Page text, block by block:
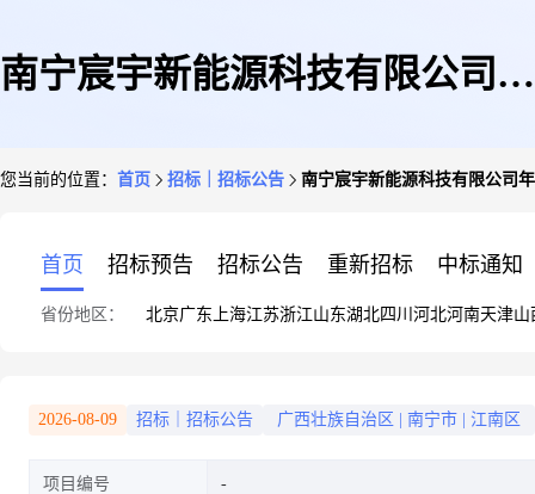
南宁宸宇新能源科技有限公司年
您当前的位置： 首页 招标｜招标公告 南宁宸宇新能源科技有限公司
首页 招标预告 招标公告 重新招标 中标通知
省份地区： 北京广东 上海江苏浙江山东湖北四川 河北河南天津山
2026-08-09 招标｜招标公告 广西壮族自治区 南宁市 江南区
项目编号